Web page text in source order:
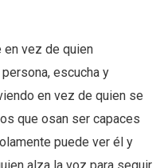
en vez de quien
escucha y
en vez de quien se
que osan ser capaces
puede ver él y